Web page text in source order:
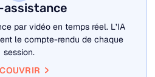
assistance
par vidéo en temps réel. L’IA
le compte-rendu de chaque
session.